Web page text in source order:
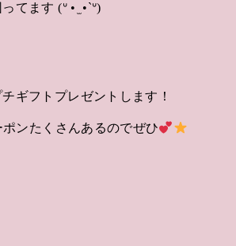
てます (ᐡ • ̫ •`ᐡ)
ギフトプレゼントします！
ンたくさんあるのでぜひ